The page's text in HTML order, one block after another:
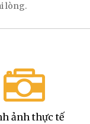
lòng.
ảnh thực tế